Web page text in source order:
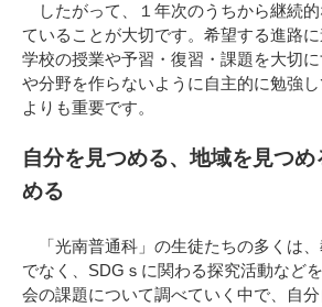
したがって、１年次のうちから継続
ていることが大切です。希望する進路
学校の授業や予習・復習・課題を大切
や分野を作らないように自主的に勉強
よりも重要です。
自分を見つめる、地域を見つ
める
「光南普通科」の生徒たちの多くは
でなく、SDGｓに関わる探究活動など
会の課題について調べていく中で、自